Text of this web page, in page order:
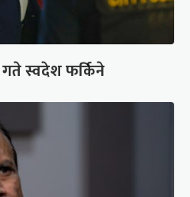
स्वदेश फर्किने